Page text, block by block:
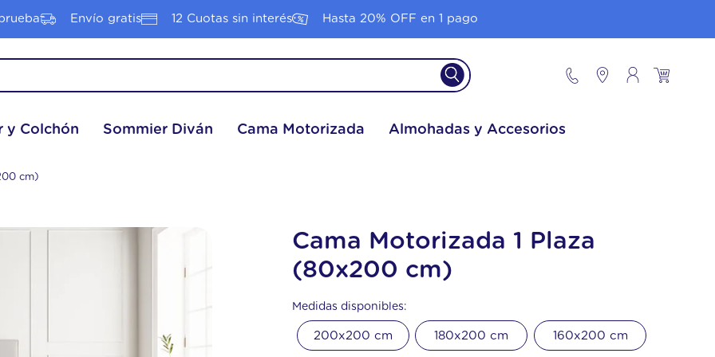
Envío gratis 12 Cuotas sin interés Hasta 20% OFF en 1 pago
y Colchón Sommier Diván Cama Motorizada Almohadas y Accesorios
cm)
Cama Motorizada 1 Plaza
(80x200 cm)
Medidas disponibles:
200x200 cm 180x200 cm 160x200 cm